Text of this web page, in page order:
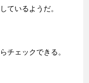
ているようだ。
チェックできる。